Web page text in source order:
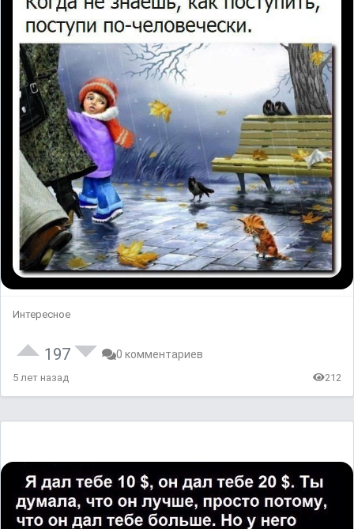
Интересное
197 0 комментариев
5 лет назад 212